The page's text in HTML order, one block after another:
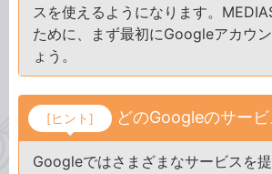
スを使えるようになります。
ために、まず最初にGoogleアカウ
ょう。
[ヒント] どのGoogleのサー
Googleではさまざまなサービスを